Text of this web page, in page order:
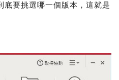
底要挑選哪一個版本，這就是